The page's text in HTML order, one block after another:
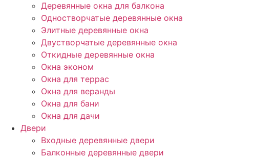
Деревянные окна для балкона
Одностворчатые деревянные окна
Элитные деревянные окна
Двустворчатые деревянные окна
Откидные деревянные окна
Окна эконом
Окна для террас
Окна для веранды
Окна для бани
Окна для дачи
Двери
Входные деревянные двери
Балконные деревянные двери